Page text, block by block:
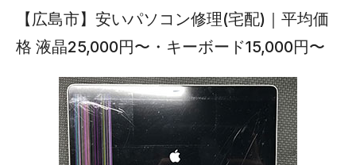
【広島市】安いパソコン修理(宅配)｜平均価
格 液晶25,000円〜・キーボード15,000円〜